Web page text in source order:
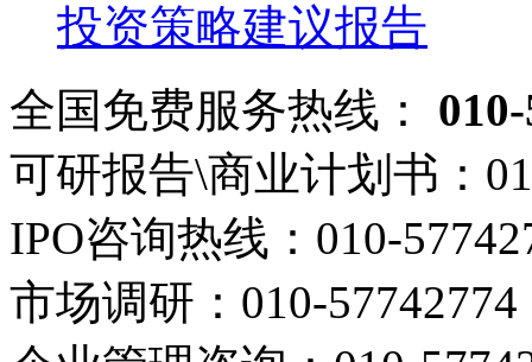
投资策略建议报告
全国免费服务热线：
可研报告\商业计划书：
IPO咨询热线： 010-
市场调研： 010-57742774